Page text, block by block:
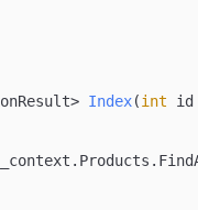
Index(int